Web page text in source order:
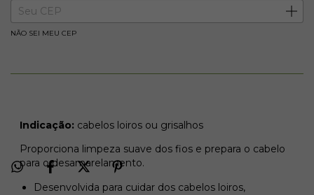
Entregas para o CEP: ALTERAR CEP
NÃO SEI MEU CEP
Indicação: cabelos loiros ou grisalhos
Proporciona limpeza suave dos fios e prepara o cabelo
para o desamarelamento.
Desenvolvida para cuidar dos cabelos loiros,